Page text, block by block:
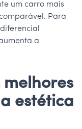
um carro mais
Para
a
melhores
estética